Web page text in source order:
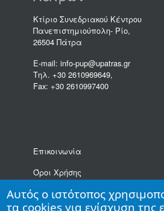
Κτίριο Συνεδριακού Κέντρου
Πανεπιστημιούπολη- Ρίο,
26504 Πάτρα
E-mail: info-pup@upatras.gr
Τηλ. +30 2610969649,
Fax: +30 2610997400
Επικοινωνία
Όροι Χρήσης
Πολιτική Προστασίας Δεδομένων
Χαρακτήρα
Αυτός ο ιστότοπος
τα cookies για ενίσχυση της